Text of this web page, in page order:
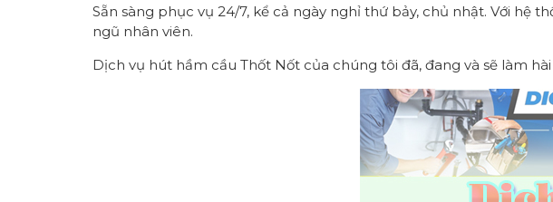
Sẵn sàng phục vụ 24/7, kể cả ngày nghỉ thứ bảy, chủ nhật. Với hệ
ngũ nhân viên.
Dịch vụ hút hầm cầu Thốt Nốt của chúng tôi đã, đang và sẽ làm